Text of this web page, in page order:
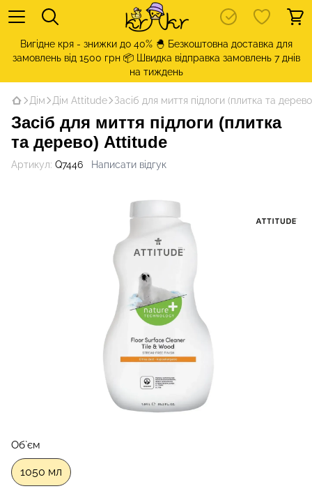
Вигідне кря - знижки до 40% 🐣 Безкоштовна доставка для
замовлень від 1500 грн 📦 Швидка відправка замовлень 7 днів
на тиждень
Дім Дім Attitude Засіб для миття підлоги (плитка та
Засіб для миття підлоги (плитка
та дерево) Attitude
Артикул: Q7446 Написати відгук
Об`єм
1050 мл